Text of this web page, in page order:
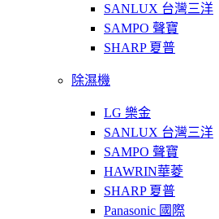
SANLUX 台灣三洋
SAMPO 聲寶
SHARP 夏普
除濕機
LG 樂金
SANLUX 台灣三洋
SAMPO 聲寶
HAWRIN華菱
SHARP 夏普
Panasonic 國際